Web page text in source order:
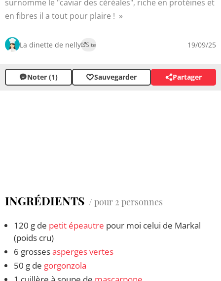
surnomme le "caviar des céréales", riche en protéines et
en fibres il a tout pour plaire !
La dinette de nelly Site 19/09/25
Noter (1) Sauvegarder Partager
INGRÉDIENTS / pour 2 personnes
120 g de petit épeautre pour moi celui de Markal
(poids cru)
6 grossesasperges vertes
50 g de gorgonzola